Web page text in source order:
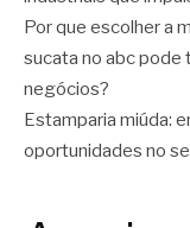
Por que escolher a
sucata no abc pode
negócios?
Estamparia miúda:
oportunidades no